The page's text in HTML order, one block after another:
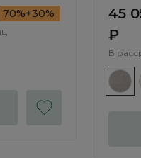
70%+30%
45
₽
В